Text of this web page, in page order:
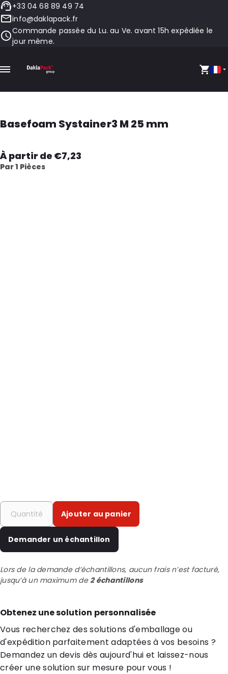
+33 04 68 89 49 74
info@daklapack.fr
Commande passée du Lu. au Ve. avant 15h expédiée le
jour même.
Basefoam Systainer3 M 25 mm
À partir de €7,23
Par 1 Pièces
Ajouter au panier
Demander un échantillon
Lors de la demande d’échantillons, aucun frais n’est facturé,
jusqu’à un maximum de2 échantillons
Obtenez une solution personnalisée
Vous recherchez des solutions d'emballage ou
d'expédition parfaitement adaptées à vos besoins ?
Demandez un devis dès aujourd'hui et laissez-nous
créer une solution sur mesure pour vous !